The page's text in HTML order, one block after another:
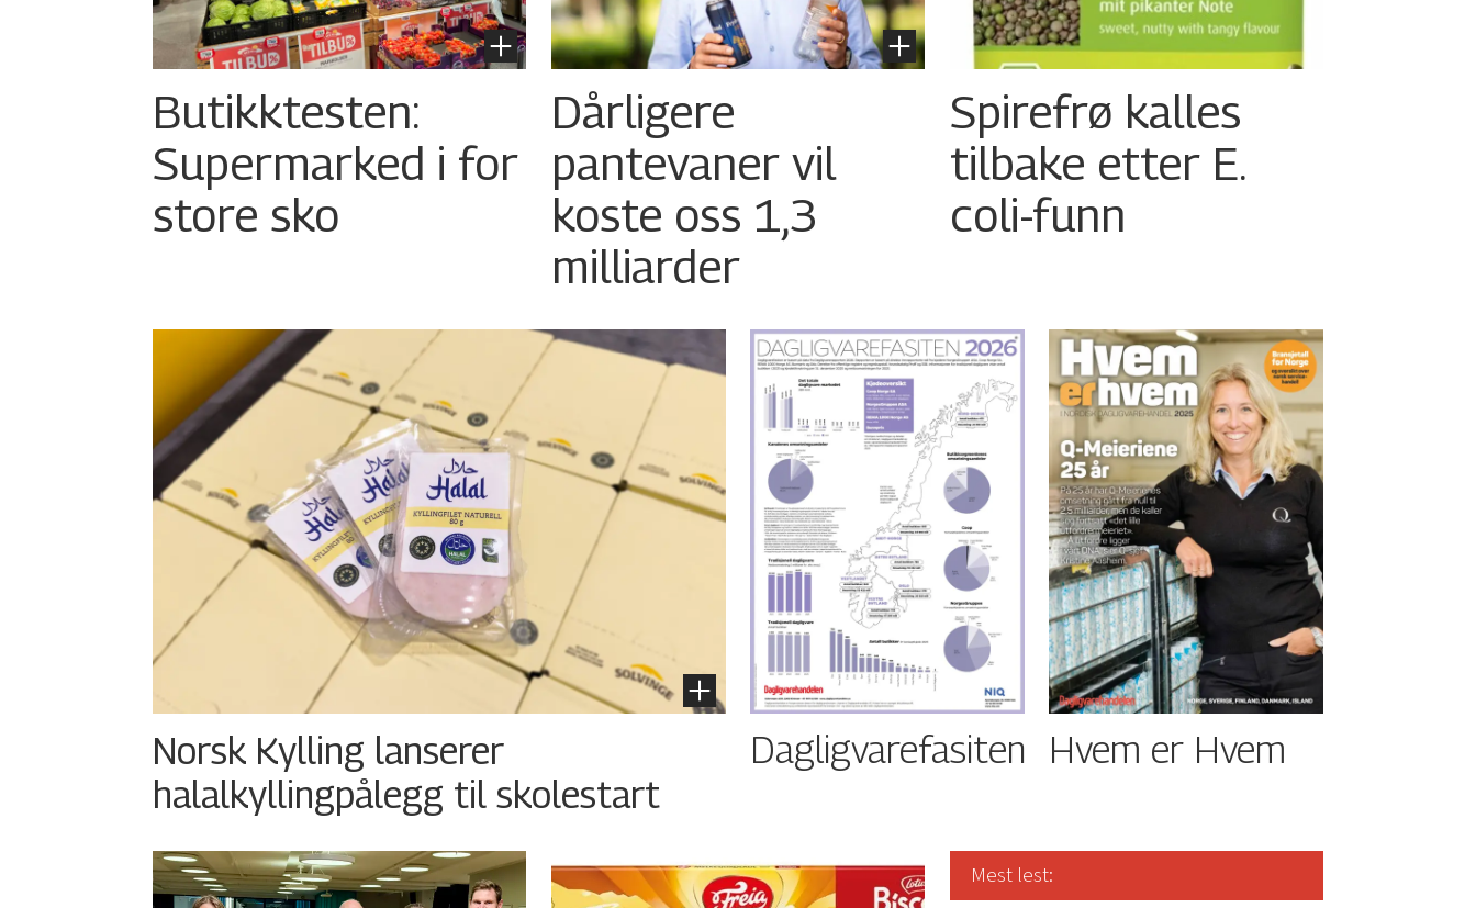
Butikktesten:
Supermarked i for
store sko
Dårligere
pantevaner vil
koste oss 1,3
milliarder
Spirefrø kalles
tilbake etter E.
coli-funn
Norsk Kylling lanserer
halalkyllingpålegg til skolestart
Dagligvarefasiten Hvem er Hvem
Mest lest: